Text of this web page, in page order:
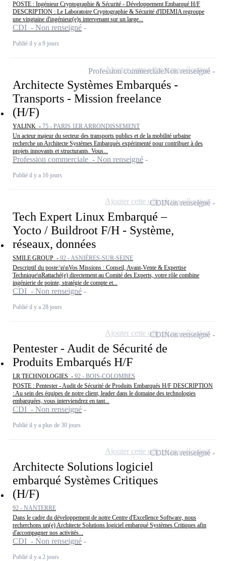
POSTE : Ingénieur Cryptographie & Sécurité - Développement Embarqué H/F
DESCRIPTION : Le Laboratoire Cryptographie & Sécurité d'IDEMIA regroupe
une vingtaine d'ingénieur(e)s intervenant sur un large...
CDI - Non renseigné
Publié il y a 9 jours
Architecte Systèmes Embarqués -
Transports - Mission freelance
(H/F)
YALINK - 75 - PARIS 1ER ARRONDISSEMENT
Un acteur majeur du secteur des transports publics et de la mobilité urbaine
recherche un Architecte Systèmes Embarqués expérimenté pour contribuer à des
projets innovants et structurants. Vous...
Profession commerciale - Non renseigné
Publié il y a 16 jours
Profession commercialeNon renseigné
Ajouter cette offre à ma sélection
Tech Expert Linux Embarqué –
Yocto / Buildroot F/H - Système,
réseaux, données
SMILE GROUP - 92 - ASNIÈRES-SUR-SEINE
Descriptif du poste:\n\nVos Missions : Conseil, Avant-Vente & Expertise
Technique\nRattaché(e) directement au Comité des Experts, votre rôle combine
ingénierie de pointe, stratégie de compte et...
CDI - Non renseigné
Publié il y a 28 jours
CDINon renseigné
Ajouter cette offre à ma sélection
Pentester - Audit de Sécurité de
Produits Embarqués H/F
LR TECHNOLOGIES - 92 - BOIS-COLOMBES
POSTE : Pentester - Audit de Sécurité de Produits Embarqués H/F DESCRIPTION
: Au sein des équipes de notre client, leader dans le domaine des technologies
embarquées, vous interviendrez en tant...
CDI - Non renseigné
Publié il y a plus de 30 jours
CDINon renseigné
Ajouter cette offre à ma sélection
Architecte Solutions logiciel
embarqué Systèmes Critiques
(H/F)
92 - NANTERRE
Dans le cadre du développement de notre Centre d'Excellence Software, nous
recherchons un(e) Architecte Solutions logiciel embarqué Systèmes Critiques afin
d'accompagner nos activités...
CDI - Non renseigné
Publié il y a 2 jours
CDINon renseigné
Ajouter cette offre à ma sélection